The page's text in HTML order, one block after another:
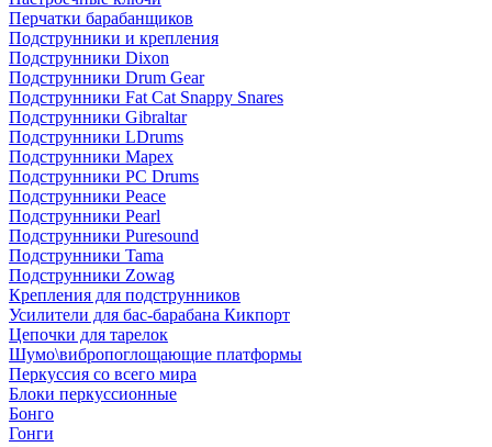
Перчатки барабанщиков
Подструнники и крепления
Подструнники Dixon
Подструнники Drum Gear
Подструнники Fat Cat Snappy Snares
Подструнники Gibraltar
Подструнники LDrums
Подструнники Mapex
Подструнники PC Drums
Подструнники Peace
Подструнники Pearl
Подструнники Puresound
Подструнники Tama
Подструнники Zowag
Крепления для подструнников
Усилители для бас-барабана Кикпорт
Цепочки для тарелок
Шумо\вибропоглощающие платформы
Перкуссия со всего мира
Блоки перкуссионные
Бонго
Гонги